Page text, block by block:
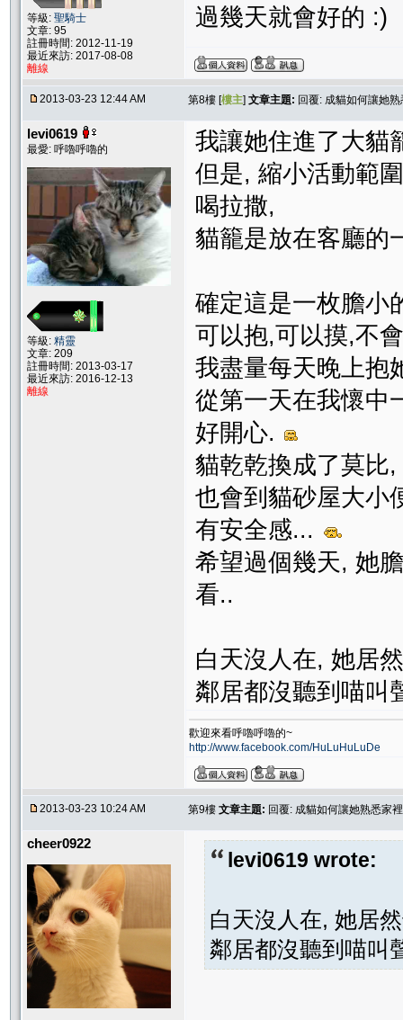
等級: 聖騎士
文章: 95
註冊時間: 2012-11-19
最近來訪: 2017-08-08
離線
過幾天就會好的 :)
2013-03-23 12:44 AM 第8樓 [樓主] 文章主題: 回覆: 成貓如何讓她
levi0619
最愛: 呼嚕呼嚕的
等級: 精靈
文章: 209
註冊時間: 2013-03-17
最近來訪: 2016-12-13
離線
我讓她住進了大貓
但是, 縮小活動範
喝拉撒,
貓籠是放在客廳的
確定這是一枚膽小
可以抱,可以摸,不
我盡量每天晚上抱
從第一天在我懷中
好開心.
貓乾乾換成了莫比
也會到貓砂屋大小
有安全感...
希望過個幾天, 她
看..
白天沒人在, 她居
鄰居都沒聽到喵叫
歡迎來看呼嚕呼嚕的~
http://www.facebook.com/HuLuHuLuDe
2013-03-23 10:24 AM 第9樓 文章主題: 回覆: 成貓如何讓她熟悉家
cheer0922
levi0619 wrote:
白天沒人在, 她居
鄰居都沒聽到喵叫